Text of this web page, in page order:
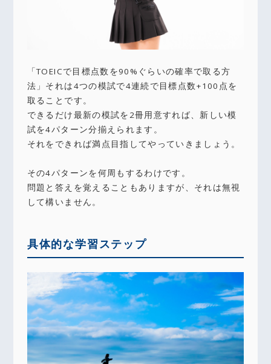
「TOEICで目標点数を90%ぐらいの確率で取る方
法」それは4つの模試で4連続で目標点数+100点を
取ることです。
できるだけ最新の模試を2冊用意すれば、新しい模
試を4パターン分揃えられます。
それをできれば満点目指してやっていきましょう。
その4パターンを何周もするわけです。
問題と答えを覚えることもありますが、それは無視
して構いません。
具体的な学習ステップ